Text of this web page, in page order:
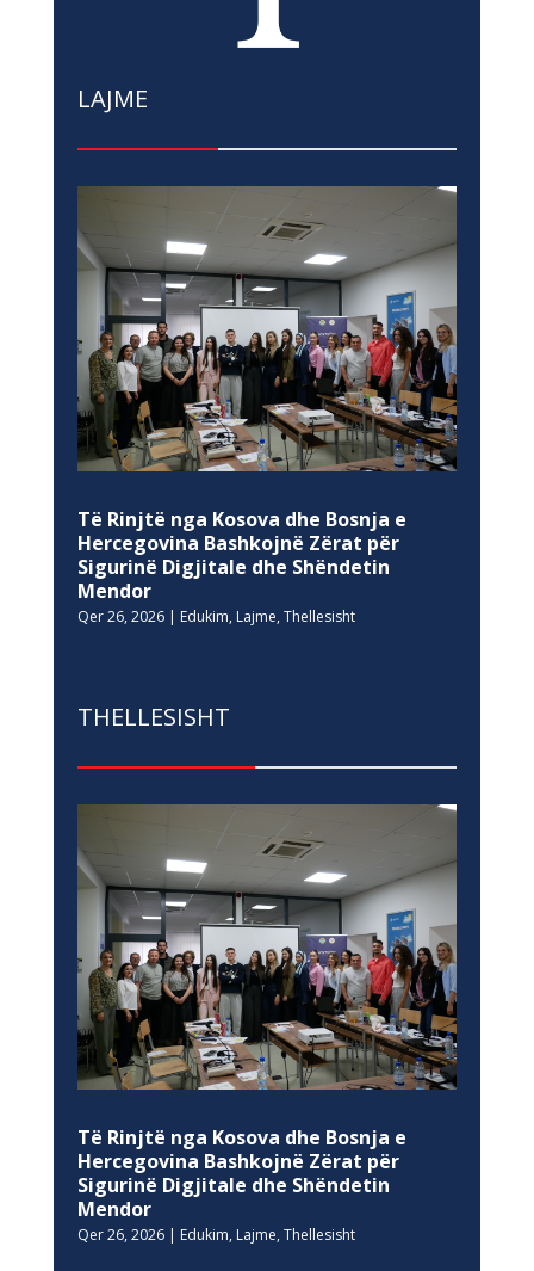
LAJME
Të Rinjtë nga Kosova dhe Bosnja e
Hercegovina Bashkojnë Zërat për
Sigurinë Digjitale dhe Shëndetin
Mendor
Qer 26, 2026| Edukim, Lajme, Thellesisht
THELLESISHT
Të Rinjtë nga Kosova dhe Bosnja e
Hercegovina Bashkojnë Zërat për
Sigurinë Digjitale dhe Shëndetin
Mendor
Qer 26, 2026| Edukim, Lajme, Thellesisht